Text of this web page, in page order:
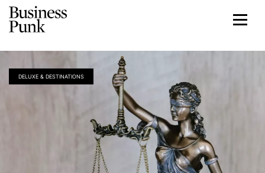
DELUXE & DESTINATIONS